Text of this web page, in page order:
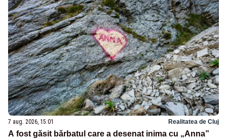
7 aug. 2026, 15:01 Realitatea de Cluj
A fost găsit bărbatul care a desenat inima cu „Anna”